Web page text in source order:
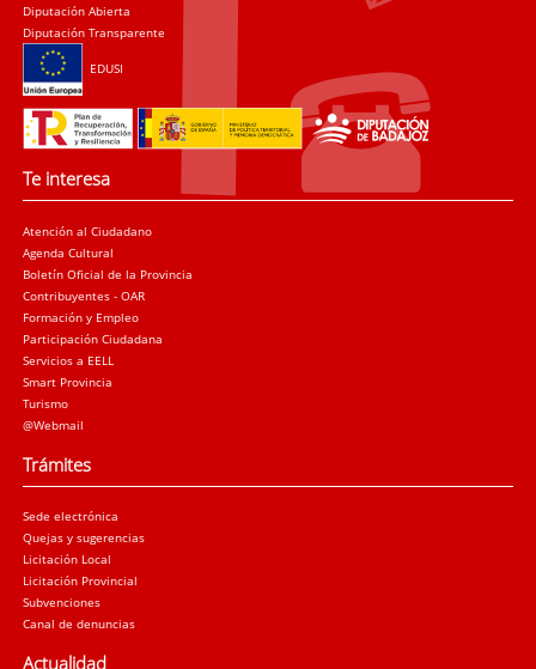
Diputación Abierta
Diputación Transparente
EDUSI
Te interesa
Atención al Ciudadano
Agenda Cultural
Boletín Oficial de la Provincia
Contribuyentes - OAR
Formación y Empleo
Participación Ciudadana
Servicios a EELL
Smart Provincia
Turismo
@Webmail
Trámites
Sede electrónica
Quejas y sugerencias
Licitación Local
Licitación Provincial
Subvenciones
Canal de denuncias
Actualidad